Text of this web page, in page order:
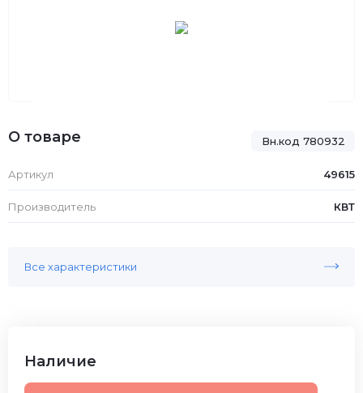
Вн.код 780932
О товаре
Артикул 49615
Производитель КВТ
Все характеристики
Наличие